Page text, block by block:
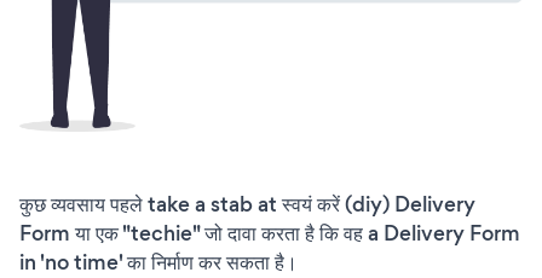
कुछ व्यवसाय पहले take a stab at स्वयं करें (diy) Delivery
Form या एक "techie" जो दावा करता है कि वह a Delivery Form
in 'no time' का निर्माण कर सकता है।